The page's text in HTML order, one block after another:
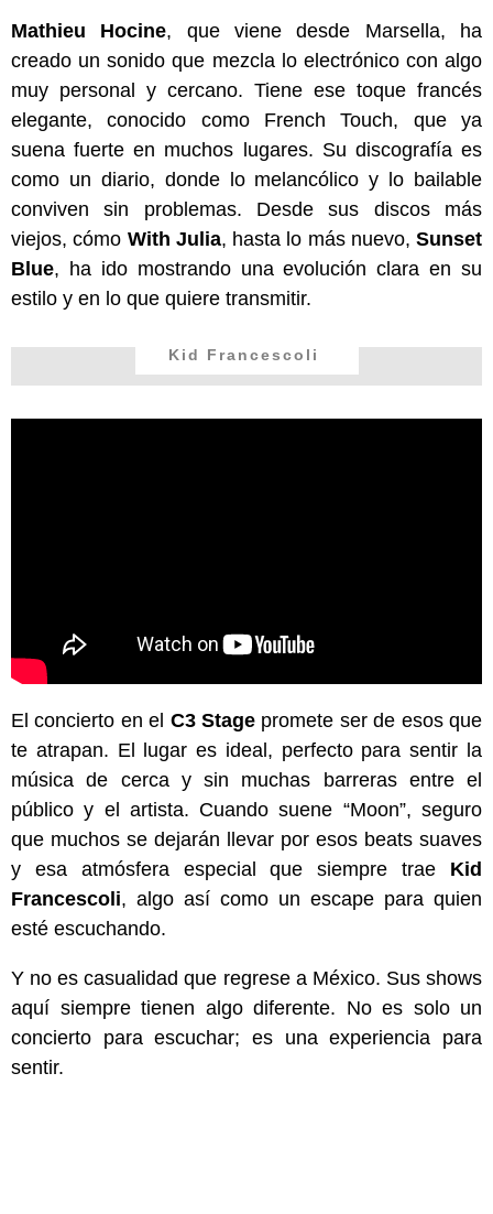
Mathieu Hocine, que viene desde Marsella, ha
creado un sonido que mezcla lo electrónico con algo
muy personal y cercano. Tiene ese toque francés
elegante, conocido como French Touch, que ya
suena fuerte en muchos lugares. Su discografía es
como un diario, donde lo melancólico y lo bailable
conviven sin problemas. Desde sus discos más
viejos, cómo With Julia, hasta lo más nuevo, Sunset
Blue, ha ido mostrando una evolución clara en su
estilo y en lo que quiere transmitir.
Kid Francescoli
El concierto en el C3 Stage promete ser de esos que
te atrapan. El lugar es ideal, perfecto para sentir la
música de cerca y sin muchas barreras entre el
público y el artista. Cuando suene “Moon”, seguro
que muchos se dejarán llevar por esos beats suaves
y esa atmósfera especial que siempre trae Kid
Francescoli, algo así como un escape para quien
esté escuchando.
Y no es casualidad que regrese a México. Sus shows
aquí siempre tienen algo diferente. No es solo un
concierto para escuchar; es una experiencia para
sentir.